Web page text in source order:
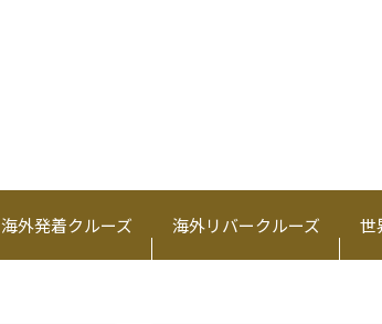
海外発着クルーズ 海外リバークルーズ 世